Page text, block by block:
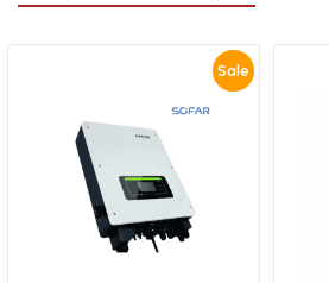
Sale